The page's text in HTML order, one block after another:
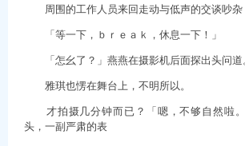
周围的工作人员来回走动与低声的交谈吵杂
「等一下，ｂｒｅａｋ，休息一下！」
「怎幺了？」燕燕在摄影机后面探出头问道。
雅琪也愣在舞台上，不明所以。
才拍摄几分钟而已？「嗯，不够自然啦
头，一副严肃的表